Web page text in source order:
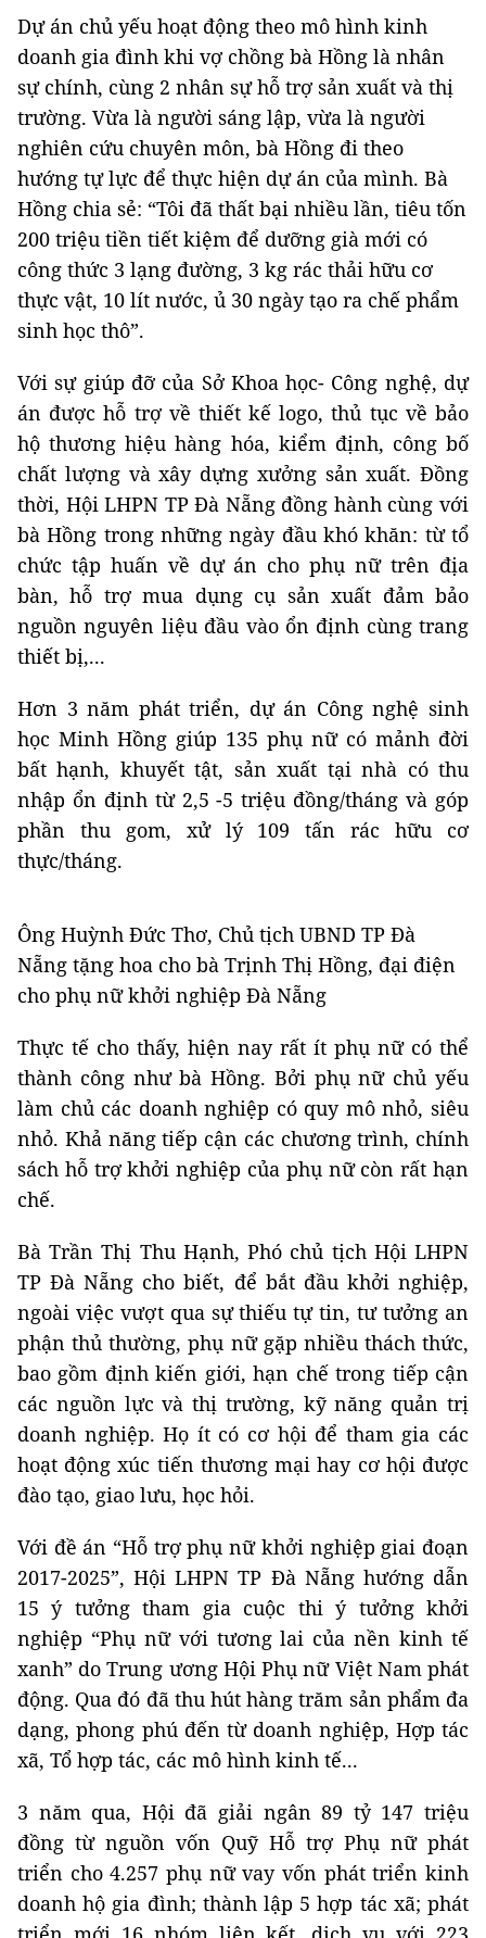
Dự án chủ yếu hoạt động theo mô hình kinh
doanh gia đình khi vợ chồng bà Hồng là nhân
sự chính, cùng 2 nhân sự hỗ trợ sản xuất và thị
trường. Vừa là người sáng lập, vừa là người
nghiên cứu chuyên môn, bà Hồng đi theo
hướng tự lực để thực hiện dự án của mình. Bà
Hồng chia sẻ: “Tôi đã thất bại nhiều lần, tiêu tốn
200 triệu tiền tiết kiệm để dưỡng già mới có
công thức 3 lạng đường, 3 kg rác thải hữu cơ
thực vật, 10 lít nước, ủ 30 ngày tạo ra chế phẩm
sinh học thô”.
Với sự giúp đỡ của Sở Khoa học- Công nghệ, dự
án được hỗ trợ về thiết kế logo, thủ tục về bảo
hộ thương hiệu hàng hóa, kiểm định, công bố
chất lượng và xây dựng xưởng sản xuất. Đồng
thời, Hội LHPN TP Đà Nẵng đồng hành cùng với
bà Hồng trong những ngày đầu khó khăn: từ tổ
chức tập huấn về dự án cho phụ nữ trên địa
bàn, hỗ trợ mua dụng cụ sản xuất đảm bảo
nguồn nguyên liệu đầu vào ổn định cùng trang
thiết bị,...
Hơn 3 năm phát triển, dự án Công nghệ sinh
học Minh Hồng giúp 135 phụ nữ có mảnh đời
bất hạnh, khuyết tật, sản xuất tại nhà có thu
nhập ổn định từ 2,5 -5 triệu đồng/tháng và góp
phần thu gom, xử lý 109 tấn rác hữu cơ
thực/tháng.
Ông Huỳnh Đức Thơ, Chủ tịch UBND TP Đà
Nẵng tặng hoa cho bà Trịnh Thị Hồng, đại điện
cho phụ nữ khởi nghiệp Đà Nẵng
Thực tế cho thấy, hiện nay rất ít phụ nữ có thể
thành công như bà Hồng. Bởi phụ nữ chủ yếu
làm chủ các doanh nghiệp có quy mô nhỏ, siêu
nhỏ. Khả năng tiếp cận các chương trình, chính
sách hỗ trợ khởi nghiệp của phụ nữ còn rất hạn
chế.
Bà Trần Thị Thu Hạnh, Phó chủ tịch Hội LHPN
TP Đà Nẵng cho biết, để bắt đầu khởi nghiệp,
ngoài việc vượt qua sự thiếu tự tin, tư tưởng an
phận thủ thường, phụ nữ gặp nhiều thách thức,
bao gồm định kiến giới, hạn chế trong tiếp cận
các nguồn lực và thị trường, kỹ năng quản trị
doanh nghiệp. Họ ít có cơ hội để tham gia các
hoạt động xúc tiến thương mại hay cơ hội được
đào tạo, giao lưu, học hỏi.
Với đề án “Hỗ trợ phụ nữ khởi nghiệp giai đoạn
2017-2025”, Hội LHPN TP Đà Nẵng hướng dẫn
15 ý tưởng tham gia cuộc thi ý tưởng khởi
nghiệp “Phụ nữ với tương lai của nền kinh tế
xanh” do Trung ương Hội Phụ nữ Việt Nam phát
động. Qua đó đã thu hút hàng trăm sản phẩm đa
dạng, phong phú đến từ doanh nghiệp, Hợp tác
xã, Tổ hợp tác, các mô hình kinh tế...
3 năm qua, Hội đã giải ngân 89 tỷ 147 triệu
đồng từ nguồn vốn Quỹ Hỗ trợ Phụ nữ phát
triển cho 4.257 phụ nữ vay vốn phát triển kinh
doanh hộ gia đình; thành lập 5 hợp tác xã; phát